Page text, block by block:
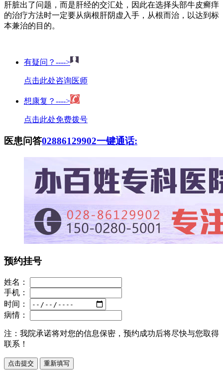
肝脏出了问题，而是肝经的交汇处，因此在选择头部牛皮癣痒
的治疗方法时一定要从病根肝阴虚入手，从根而治，以达到标
本兼治的目的。
有疑问？---->
点击此处咨询医师
想康复？---->
点击此处免费拨号
医患问答02886129902一键通话:
预约挂号
姓名：
手机：
时间：
病情：
注： 我院承诺将对您的信息保密，预约成功后将尽快与您取得
联系！